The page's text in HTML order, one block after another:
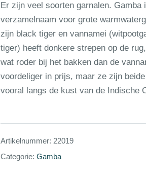
Er zijn veel soorten garnalen. Gamba
verzamelnaam voor grote
zijn black tiger en vannamei
tiger) heeft donkere strepen op de
wat roder bij het bakken dan de
voordeliger in prijs, maar ze zijn
vooral langs de kust van de Indische
Artikelnummer: 22019
Categorie: Gamba